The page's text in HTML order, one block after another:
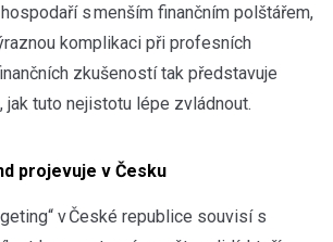
s menším finančním polštářem,
komplikaci při profesních
zkušeností tak představuje
tuto nejistotu lépe zvládnout.
projevuje v Česku
v České republice souvisí s